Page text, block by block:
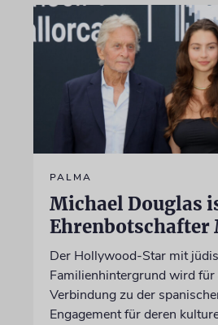
PALMA
Michael Douglas
Ehrenbotschafter
Der Hollywood-Star mit
Familienhintergrund wird für
Verbindung zu der
Engagement für deren